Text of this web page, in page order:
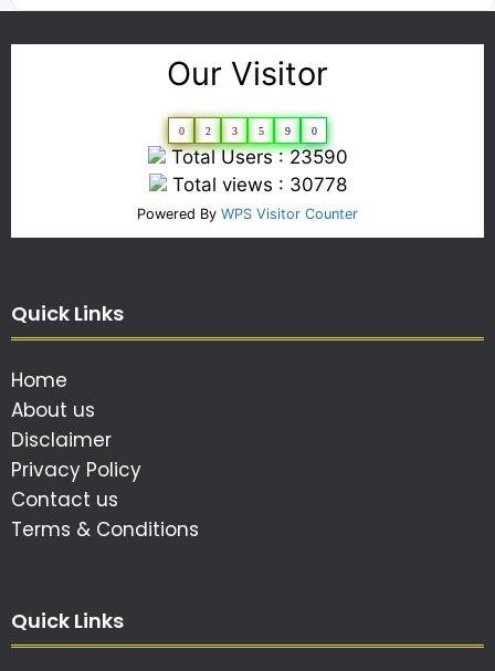
Our Visitor
0 2 3 5 9 0
Total Users : 23590
Total views : 30778
Powered By WPS Visitor Counter
Quick Links
Home
About us
Disclaimer
Privacy Policy
Contact us
Terms & Conditions
Quick Links